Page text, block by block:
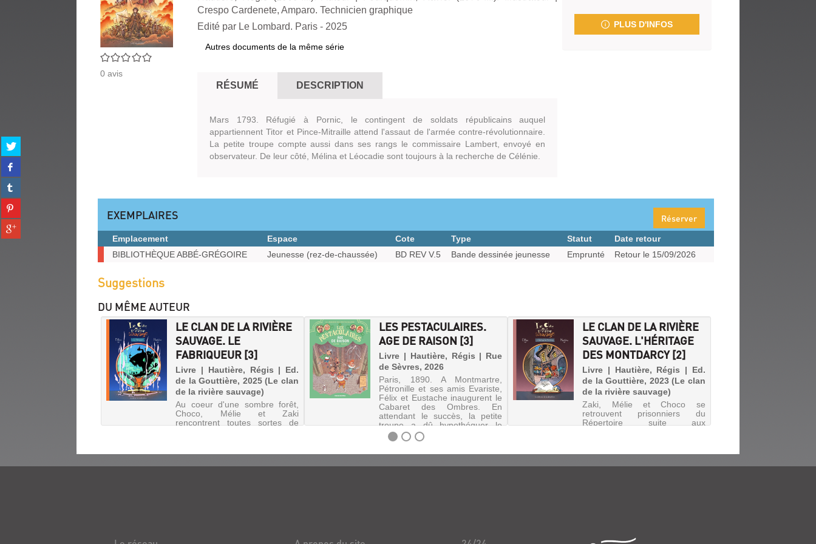
Partager
sur
twitter
(Nouvelle
fenêtre)
Partager
sur
facebook
(Nouvelle
fenêtre)
Partager
sur
tumblr
(Nouvelle
fenêtre)
Partager
sur
pinterest
(Nouvelle
Partager
sur
0/5
0 avis
Crespo Cardenete, Amparo. Technicien graphique
Edité par Le Lombard. Paris - 2025
Autres documents de la même série
RÉSUMÉ DESCRIPTION
Mars 1793. Réfugié à Pornic, le contingent de soldats républicains auquel
appartiennent Titor et Pince-Mitraille attend l'assaut de l'armée contre-révolutionnaire.
La petite troupe compte aussi dans ses rangs le commissaire Lambert, envoyé en
observateur. De leur côté, Mélina et Léocadie sont toujours à la recherche de Célénie.
PLUS D'INFOS
EXEMPLAIRES Réserver
Exemplaires
Emplacement Espace Cote Type Statut
Date retour
BIBLIOTHÈQUE ABBÉ-GRÉGOIRE
Jeunesse (rez-de-chaussée) BD REV V.5 Bande dessinée jeunesse Emprunté Retour le 15/09/2026
Suggestions
DU MÊME AUTEUR
LES PESTACULAIRES.
AGE DE RAISON [3]
Livre | Hautière, Régis | Rue
de Sèvres, 2026
Paris, 1890. A Montmartre,
Pétronille et ses amis Evariste,
Félix et Eustache inaugurent le
Cabaret des Ombres. En
attendant le succès, la petite
troupe a dû hypothéquer le
bâtiment, qui attire les
convoitises des promoteurs
immob...
LE CLAN DE LA RIVIÈRE
SAUVAGE. L'HÉRITAGE
DES MONTDARCY [2]
Livre | Hautière, Régis | Ed.
de la Gouttière, 2023 (Le clan
de la rivière sauvage)
Zaki, Mélie et Choco se
retrouvent prisonniers du
Répertoire suite aux
amenés, avec le soutien de
LE CLAN DE LA RIVIÈRE
SAUVAGE. LE
FABRIQUEUR [3]
Livre | Hautière, Régis | Ed.
de la Gouttière, 2025 (Le clan
de la rivière sauvage)
Au coeur d'une sombre forêt,
Choco, Mélie et Zaki
rencontrent toutes sortes de
rêve de créer le monstre